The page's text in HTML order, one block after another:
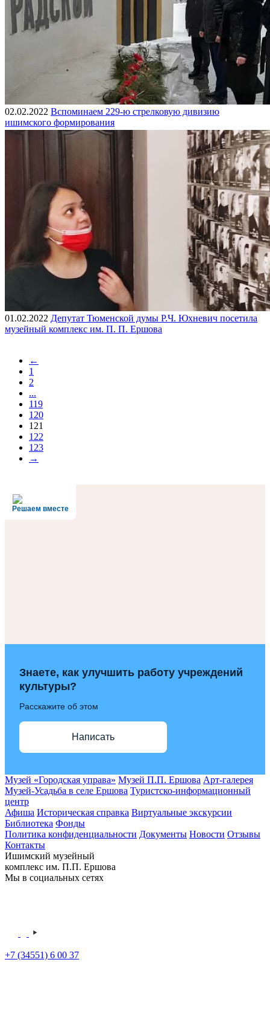
02.02.2022 Вспоминаем 229-ю стрелковую дивизию
ишимского формирования
01.02.2022 Депутат Тюменской думы Р.Ч. Юхневич посетила
музейный комплекс им. П. П. Ершова
←
1
2
...
119
120
121
122
123
→
Решаем вместе
Знаете, как улучшить работу учреждений
культуры?
Расскажите об этом
Написать
Музей «Городская управа» Музей П.П. Ершова Арт-галерея
Музей-Усадьба в селе Ершова Туристско-информационный
центр
Афиша Историческая справка Виртуальные экскурсии
Библиотека Фонды
Политика конфиденциальности Документы Новости Отзывы
Контакты
Ишимский музейный
комплекс им. П.П. Ершова
Мы в социальных сетях
+7 (34551) 6 00 37